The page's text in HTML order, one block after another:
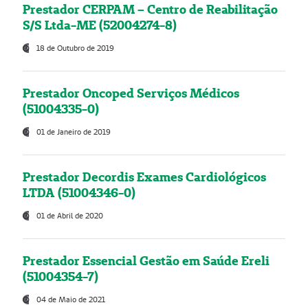
Prestador CERPAM – Centro de Reabilitação
S/S Ltda-ME (52004274-8)
18 de Outubro de 2019
Prestador Oncoped Serviços Médicos
(51004335-0)
01 de Janeiro de 2019
Prestador Decordis Exames Cardiológicos
LTDA (51004346-0)
01 de Abril de 2020
Prestador Essencial Gestão em Saúde Ereli
(51004354-7)
04 de Maio de 2021